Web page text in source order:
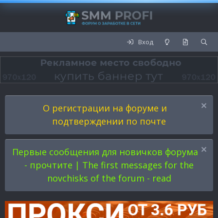
Вход
О регистрации на форуме и
подтверждении по почте
Первые сообщения для новичков форума
- прочтите | The first messages for the
novchisks of the forum - read